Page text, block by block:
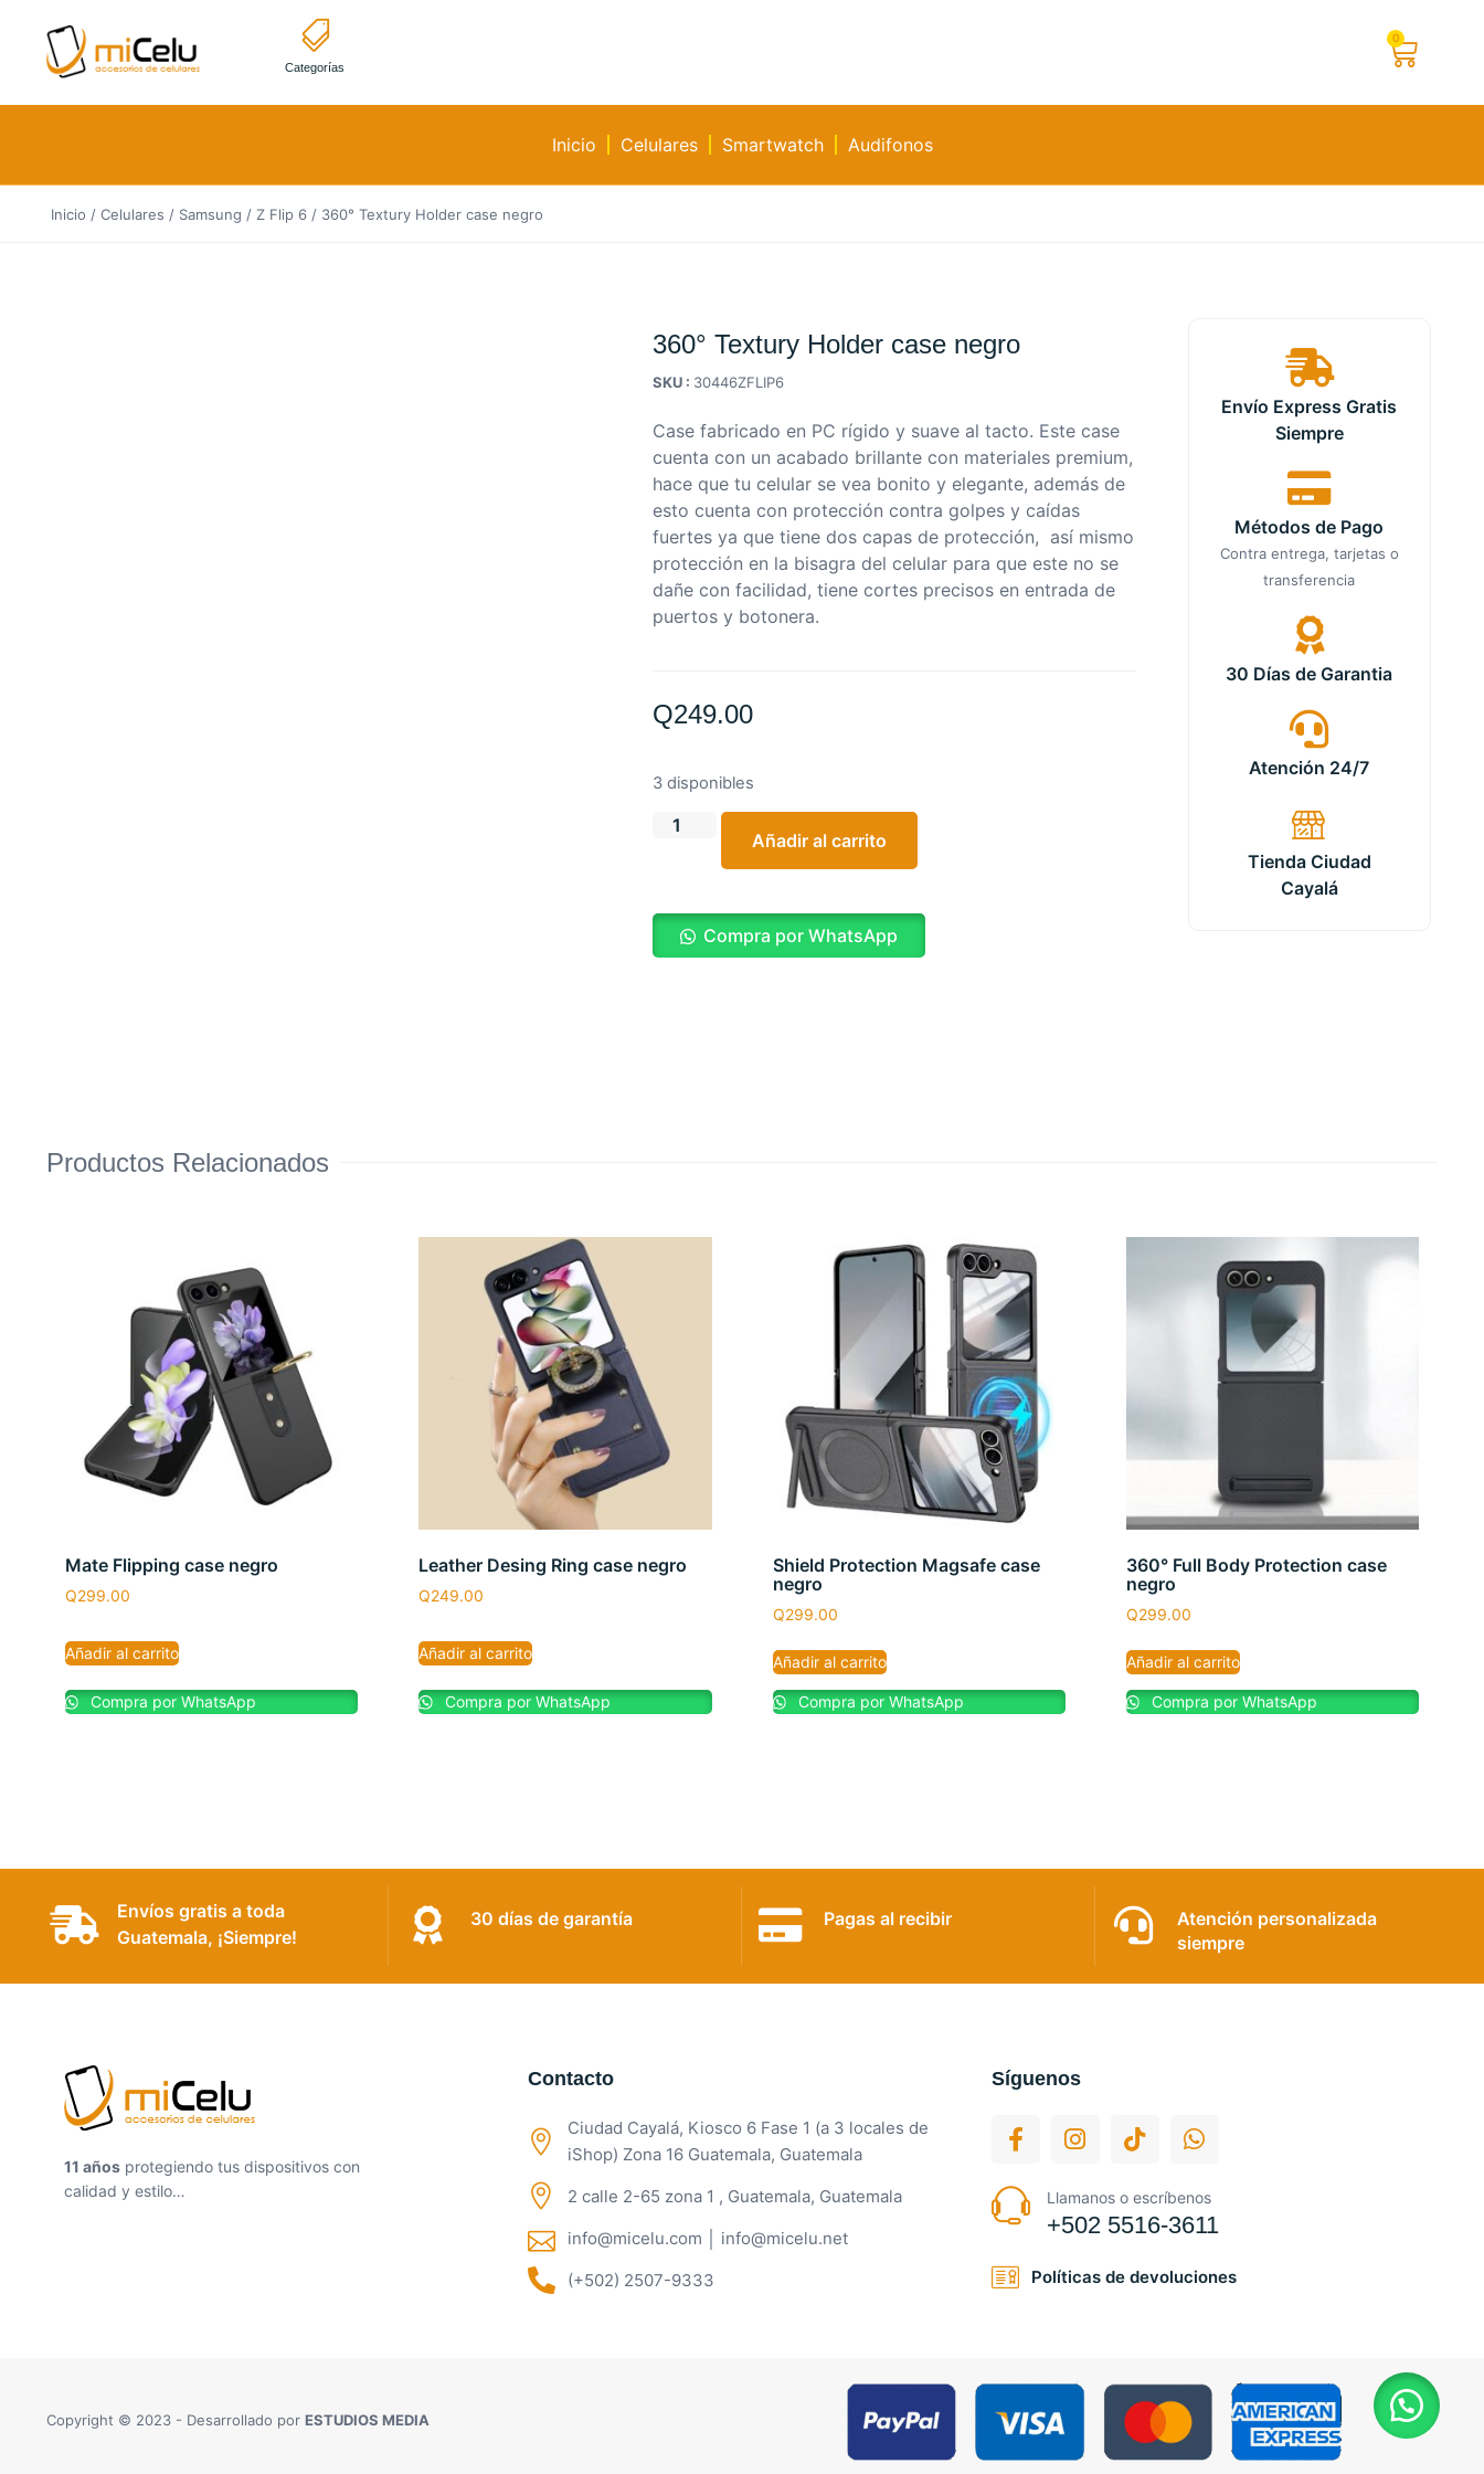
Categorías
0
Inicio Celulares Smartwatch Audifonos
Inicio / Celulares / Samsung / Z Flip 6 / 360° Textury Holder case negro
360° Textury Holder case negro
SKU : 30446ZFLIP6
Case fabricado en PC rígido y suave al tacto. Este case
cuenta con un acabado brillante con materiales premium,
hace que tu celular se vea bonito y elegante, además de
esto cuenta con protección contra golpes y caídas
fuertes ya que tiene dos capas de protección, así mismo
protección en la bisagra del celular para que este no se
dañe con facilidad, tiene cortes precisos en entrada de
puertos y botonera.
Q249.00
3 disponibles
Añadir al carrito
Compra por WhatsApp
Envío Express Gratis
Siempre
Métodos de Pago
Contra entrega, tarjetas o
transferencia
30 Días de Garantia
Atención 24/7
Tienda Ciudad
Cayalá
Productos Relacionados
Mate Flipping case negro
Q299.00
Añadir al carrito
Compra por WhatsApp
Leather Desing Ring case negro
Q249.00
Añadir al carrito
Compra por WhatsApp
Shield Protection Magsafe case
negro
Q299.00
Añadir al carrito
Compra por WhatsApp
360° Full Body Protection case
negro
Q299.00
Añadir al carrito
Compra por WhatsApp
Envíos gratis a toda
Guatemala, ¡Siempre!
30 días de garantía Pagas al recibir
Atención personalizada
siempre
11 años protegiendo tus dispositivos con
calidad y estilo…
Contacto
Ciudad Cayalá, Kiosco 6 Fase 1 (a 3 locales de
iShop) Zona 16 Guatemala, Guatemala
2 calle 2-65 zona 1 , Guatemala, Guatemala
info@micelu.com │ info@micelu.net
(+502) 2507-9333
Síguenos
Llamanos o escríbenos
+502 5516-3611
Políticas de devoluciones
Copyright © 2023 - Desarrollado por ESTUDIOS MEDIA